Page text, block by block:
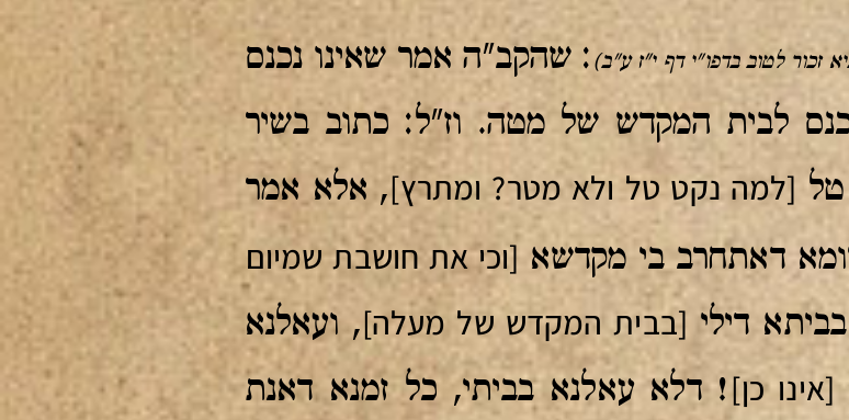
זכור לטוב בדפו"י דף י"ז ע"ב) : שהקב"ה אמר שאינו נכנס
לבית המקדש של מטה. וז"ל: כתוב בשיר
[למה נקט טל ולא מטר? ומתרץ], אלא אמר
דאתחרב בי מקדשא [וכי את חושבת שמיום
דילי [בבית המקדש של מעלה], ועאלנא
[אינו כן]! דלא עאלנא בביתי, כל זמנא דאנת